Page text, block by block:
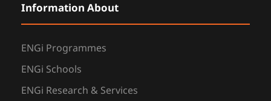
Information About
ENGi Programmes
ENGi Schools
ENGi Research & Services